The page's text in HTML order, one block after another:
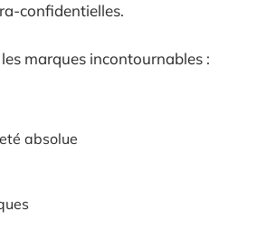
confidentielles.
marques incontournables :
absolue